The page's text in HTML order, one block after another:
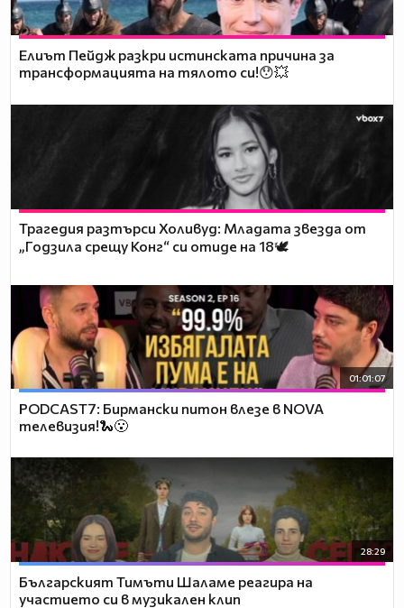
Елиът Пейдж разкри истинската причина за
трансформацията на тялото си!😯💥
Трагедия разтърси Холивуд: Младата звезда от
„Годзила срещу Конг“ си отиде на 18🕊️
01:01:07
PODCAST7: Бирмански питон влезе в NOVA
телевизия!🐍😮
28:29
Българският Тимъти Шаламе реагира на
участието си в музикален клип